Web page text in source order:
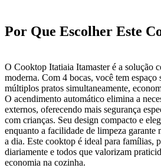
Por Que Escolher Este
O Cooktop Itatiaia Itamaster é a solução
moderna. Com 4 bocas, você tem espaço
múltiplos pratos simultaneamente,
O acendimento automático elimina a
externos, oferecendo mais segurança
com crianças. Seu design compacto e
enquanto a facilidade de limpeza garante
a dia. Este cooktop é ideal para famílias,
diariamente e todos que valorizam
economia na cozinha.